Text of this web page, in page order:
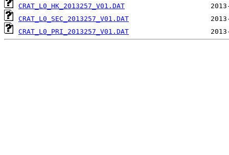
CRAT_L0_HK_2013257_V01.DAT
CRAT_L0_SEC_2013257_V01.DAT
CRAT_L0_PRI_2013257_V01.DAT